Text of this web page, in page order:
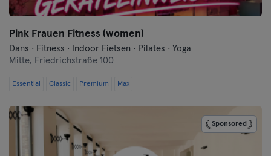
Pink Frauen Fitness (women)
Dans · Fitness · Indoor Fietsen · Pilates · Yoga
Mitte, Friedrichstraße 100
Essential Classic Premium Max
Sponsored
Frankfurt aan de Oder
Fulda
Göppingen